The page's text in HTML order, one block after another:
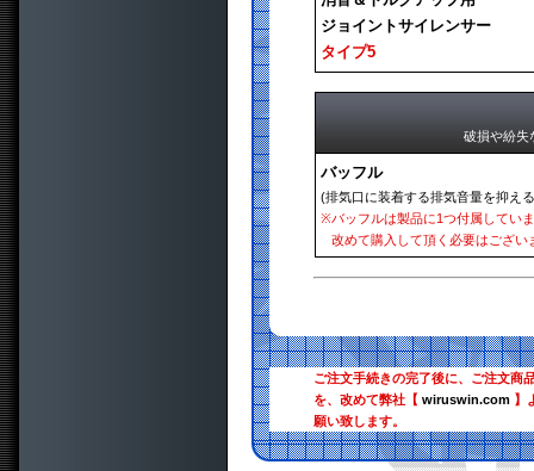
ジョイントサイレンサー
タイプ5
破損や紛失
バッフル
(排気口に装着する排気音量を抑え
※バッフルは製品に1つ付属してい
改めて購入して頂く必要はござい
ご注文手続きの完了後に、ご注文商
を、改めて弊社【wiruswin.com 】
願い致します。